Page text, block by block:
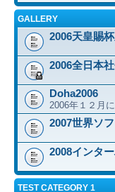
GALLERY
2006天皇賜
2006全日本
Doha2006
2006年１２月
2007世界ソ
2008インタ
TEST CATEGORY 1